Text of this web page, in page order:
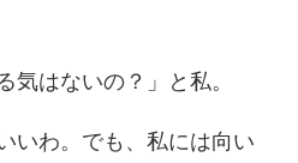
気はないの？」と私。
いわ。でも、私には向い